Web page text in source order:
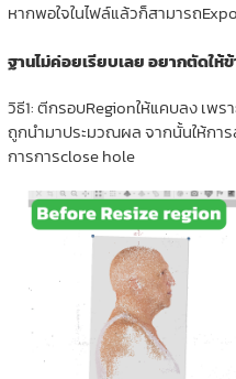
หากพอใจในไฟล์แล้วก็สามารถ
ฐานไม่ค่อยเรียบเลย อยากตัดให้
วิธี1: ตีกรอบRegionให้แคบลง เพ
ถูกนำมาประมวณผล จากนั้นให้กา
การการclose hole